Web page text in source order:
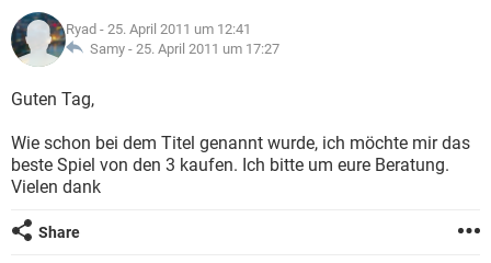
WHATSAPP
FACEBOOK HARDWARE
WINDOWS 10
WHATSAPP
FACEBOOK
SPIELE
ANDROID IOS
FACEBOOK HARDWARE
LEXIKON
SPIELE
ANDROID
WINDOWS 10 INSTAGRAM
WHATSAPP
Ryad - 25. April 2011 um 12:41
Samy - 25. April 2011 um 17:27
Guten Tag,
Wie schon bei dem Titel genannt wurde, ich möchte mir das
beste Spiel von den 3 kaufen. Ich bitte um eure Beratung.
Vielen dank
Share